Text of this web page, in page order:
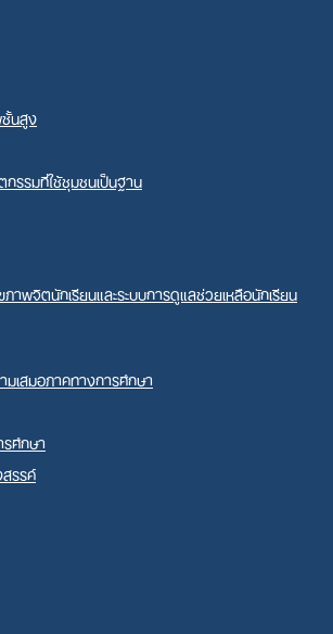
นสูง
รมที่ใช้ชุมชนเป็นฐาน
าพจิตนักเรียนและระบบการดูแลช่วยเหลือนักเรียน
เสมอภาคทางการศึกษา
ศึกษา
รรค์